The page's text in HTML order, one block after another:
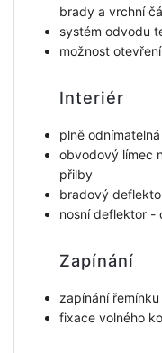
brady a vrchní
systém odvodu
možnost
Interiér
plně
obvodový límec
přilby
bradový
nosní deflektor -
Zapínání
zapínání
fixace volného